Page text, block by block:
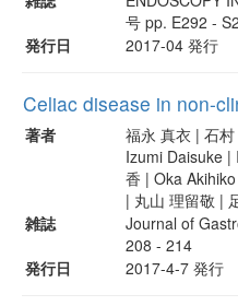
号 pp. E292 -
発行日
2017-04 発行
Celiac disease in non-
著者
福永 真衣 | 石
Izumi Daisuke |
香 | Oka
| 丸山 理留敬 |
雑誌
Journal of
208 - 214
発行日
2017-4-7 発行